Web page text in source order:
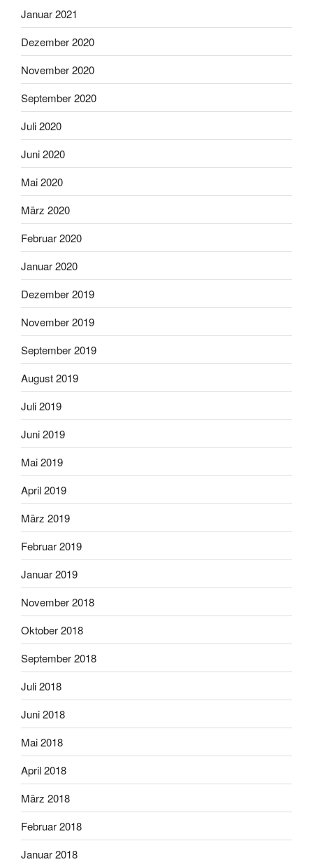
Januar 2021
Dezember 2020
November 2020
September 2020
Juli 2020
Juni 2020
Mai 2020
März 2020
Februar 2020
Januar 2020
Dezember 2019
November 2019
September 2019
August 2019
Juli 2019
Juni 2019
Mai 2019
April 2019
März 2019
Februar 2019
Januar 2019
November 2018
Oktober 2018
September 2018
Juli 2018
Juni 2018
Mai 2018
April 2018
März 2018
Februar 2018
Januar 2018